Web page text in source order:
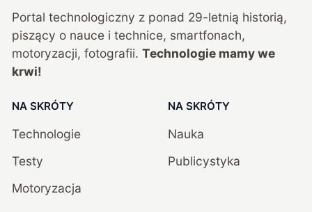
Portal technologiczny z ponad 29-letnią historią,
piszący o nauce i technice, smartfonach,
motoryzacji, fotografii. Technologie mamy we
krwi!
NA SKRÓTY
Technologie
Testy
Motoryzacja
NA SKRÓTY
Nauka
Publicystyka